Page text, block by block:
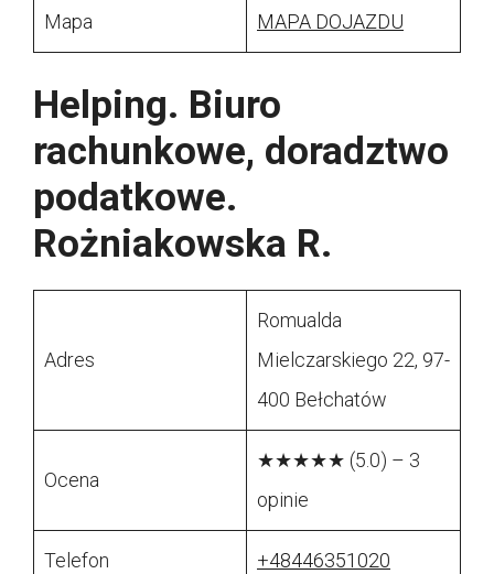
Mapa MAPA DOJAZDU
Helping. Biuro
rachunkowe, doradztwo
podatkowe.
Rożniakowska R.
Adres
Romualda
Mielczarskiego 22, 97-
400 Bełchatów
Ocena
★★★★★ (5.0) – 3
opinie
Telefon +48446351020